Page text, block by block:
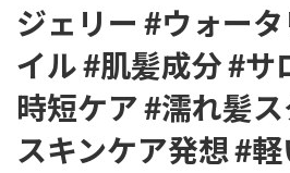
ジェリー #ウォー
イル #肌髪成分 #サ
時短ケア #濡れ髪
スキンケア発想 #